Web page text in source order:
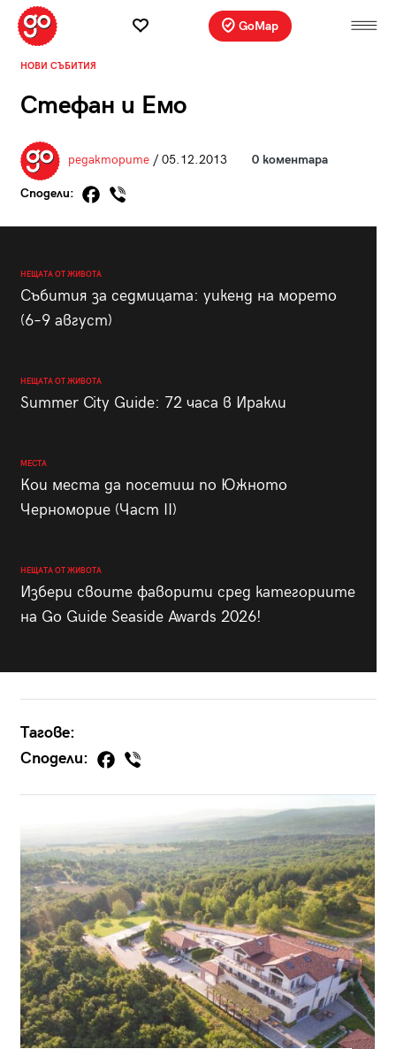
GoMap
НОВИ СЪБИТИЯ
Стефан и Емо
редакторите/ 05.12.2013 0 коментара
Сподели:
НЕЩАТА ОТ ЖИВОТА
Събития за седмицата: уикенд на морето
(6–9 август)
НЕЩАТА ОТ ЖИВОТА
Summer City Guide: 72 часа в Иракли
МЕСТА
Кои места да посетиш по Южното
Черноморие (Част II)
НЕЩАТА ОТ ЖИВОТА
Избери своите фаворити сред категориите
на Go Guide Seaside Awards 2026!
Тагове:
Сподели: